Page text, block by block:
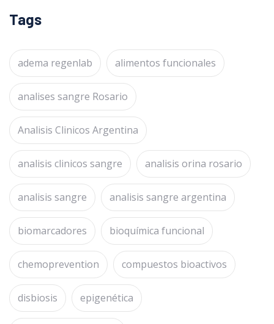
Tags
adema regenlab alimentos funcionales
analises sangre Rosario
Analisis Clinicos Argentina
analisis clinicos sangre analisis orina rosario
analisis sangre analisis sangre argentina
biomarcadores bioquímica funcional
chemoprevention compuestos bioactivos
disbiosis epigenética